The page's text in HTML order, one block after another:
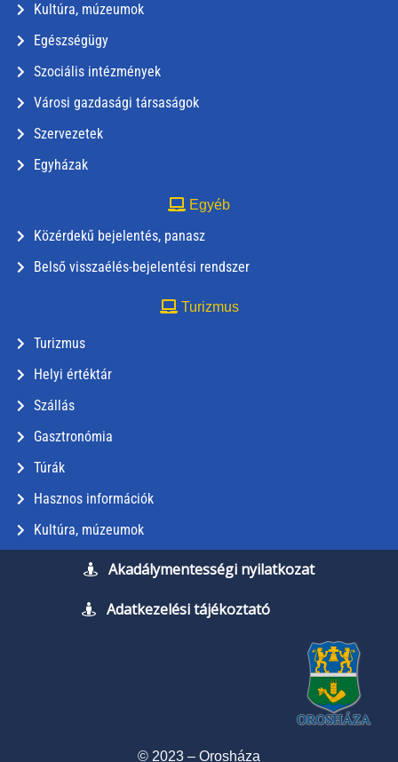
Kultúra, múzeumok
Egészségügy
Szociális intézmények
Városi gazdasági társaságok
Szervezetek
Egyházak
Egyéb
Közérdekű bejelentés, panasz
Belső visszaélés-bejelentési rendszer
Turizmus
Turizmus
Helyi értéktár
Szállás
Gasztronómia
Túrák
Hasznos információk
Kultúra, múzeumok
Akadálymentességi nyilatkozat
Adatkezelési tájékoztató
© 2023 – Orosháza